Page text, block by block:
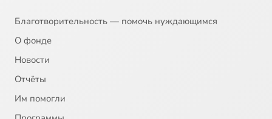
Благотворительность — помочь нуждающимся
О фонде
Новости
Отчёты
Им помогли